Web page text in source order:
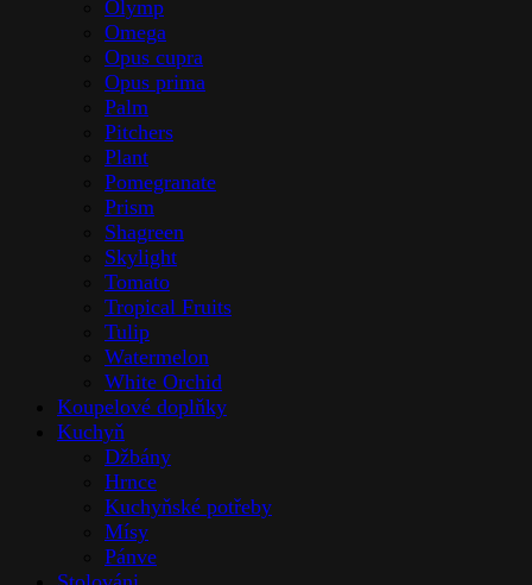
Olymp
Omega
Opus cupra
Opus prima
Palm
Pitchers
Plant
Pomegranate
Prism
Shagreen
Skylight
Tomato
Tropical Fruits
Tulip
Watermelon
White Orchid
Koupelové doplňky
Kuchyň
Džbány
Hrnce
Kuchyňské potřeby
Mísy
Pánve